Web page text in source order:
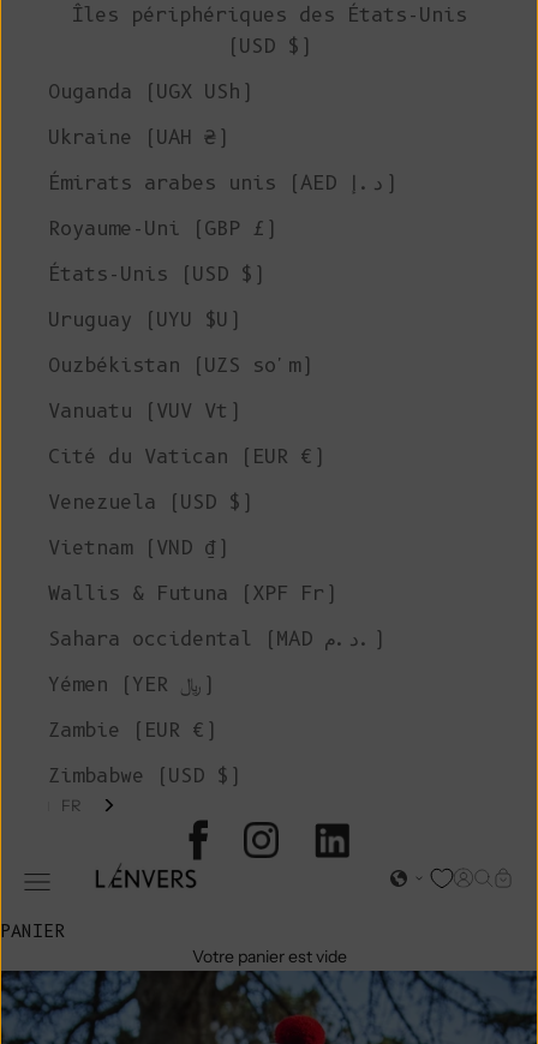
L'ENVERS
Ouvrir le menu de navigation Page
Îles périphériques des États-Unis
(USD $)
Ouganda (UGX USh)
Ukraine (UAH ₴)
Émirats arabes unis (AED د.إ)
Royaume-Uni (GBP £)
États-Unis (USD $)
Uruguay (UYU $U)
Ouzbékistan (UZS so'm)
Vanuatu (VUV Vt)
Cité du Vatican (EUR €)
Venezuela (USD $)
Vietnam (VND ₫)
Wallis & Futuna (XPF Fr)
Sahara occidental (MAD د.م.)
Yémen (YER ﷼)
Zambie (EUR €)
Zimbabwe (USD $)
FR
PANIER
Votre panier est vide